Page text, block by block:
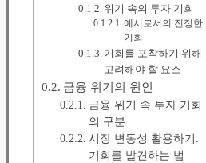
위기 속의 투자 기회
예시로서의 진정한
기회
기회를 포착하기 위해
고려해야 할 요소
금융 위기의 원인
금융 위기 속 투자 기회
의 구분
시장 변동성 활용하기:
기회를 발견하는 법